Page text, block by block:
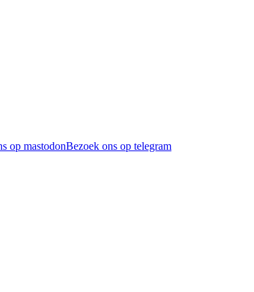
op mastodonBezoek ons op telegram